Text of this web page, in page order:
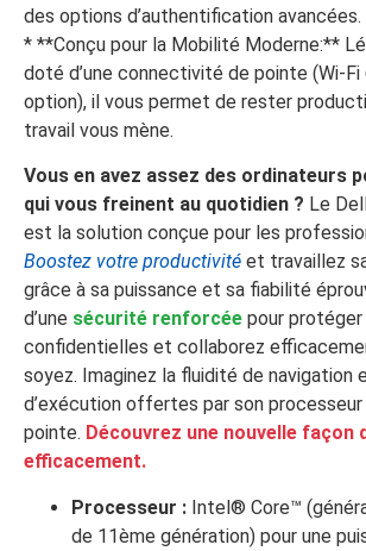
des options d’authentification avancées.
* **Conçu pour la Mobilité Moderne:**
doté d’une connectivité de pointe (Wi-Fi
option), il vous permet de rester
travail vous mène.
Vous en avez assez des ordinateurs
qui vous freinent au quotidien ? Le
est la solution conçue pour les
Boostez votre productivité et travaillez
grâce à sa puissance et sa fiabilité
d’une sécurité renforcée pour
confidentielles et collaborez
soyez. Imaginez la fluidité de navigation
d’exécution offertes par son
pointe. Découvrez une nouvelle façon
efficacement.
Processeur : Intel® Core™
de 11ème génération) pour une